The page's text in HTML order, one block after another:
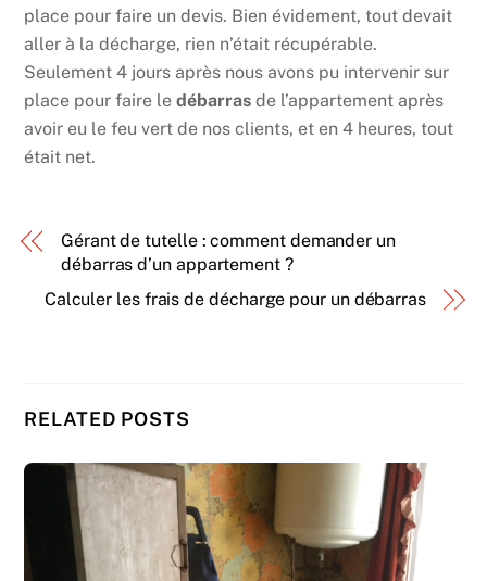
place pour faire un devis. Bien évidement, tout devait
aller à la décharge, rien n’était récupérable.
Seulement 4 jours après nous avons pu intervenir sur
place pour faire ledébarras de l’appartement après
avoir eu le feu vert de nos clients, et en 4 heures, tout
était net.
Gérant de tutelle : comment demander un
débarras d’un appartement ?
Calculer les frais de décharge pour un débarras
RELATED POSTS